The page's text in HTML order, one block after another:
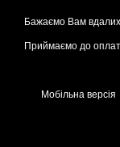
Бажаємо Вам
Приймаємо до
Мобільна версія